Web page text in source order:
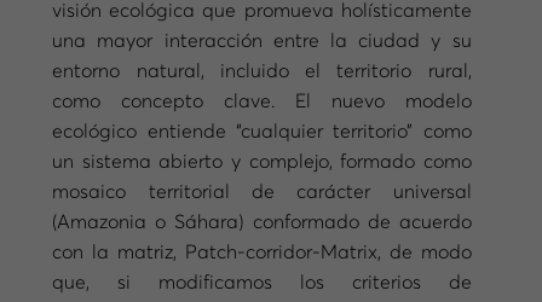
visión ecológica que promueva holísticamente
una mayor interacción entre la ciudad y su
entorno natural, incluido el territorio rural,
como concepto clave. El nuevo modelo
ecológico entiende “cualquier territorio” como
un sistema abierto y complejo, formado como
mosaico territorial de carácter universal
(Amazonia o Sáhara) conformado de acuerdo
con la matriz, Patch-corridor-Matrix, de modo
que, si modificamos los criterios de